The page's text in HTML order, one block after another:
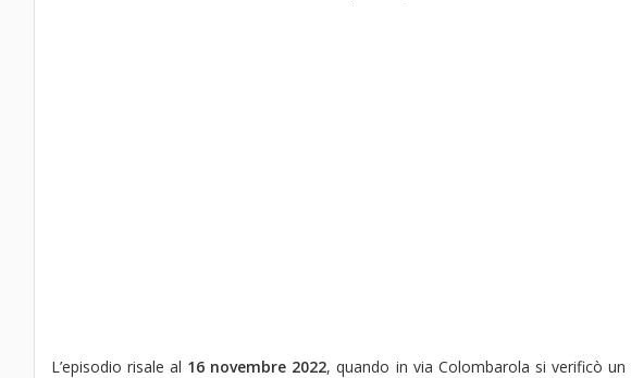
L’episodio risale al 16 novembre 2022, quando in via Colombarola si verificò un